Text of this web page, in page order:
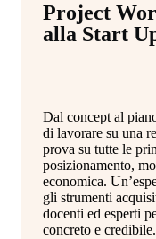
Project
alla Start
Dal concept al
di lavorare su una
prova su tutte le
posizionamento,
economica.
gli strumenti
docenti ed esperti
concreto e credibile.